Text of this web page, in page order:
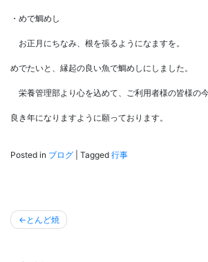
・めで鯛めし
お正月にちなみ、根を張るようになますを。
めでたいと、縁起の良い魚で鯛めしにしました。
栄養管理部より心を込めて、ご利用者様の皆様の今
良き年になりますように願っております。
Posted in ブログ Tagged 行事
投 とんど焼